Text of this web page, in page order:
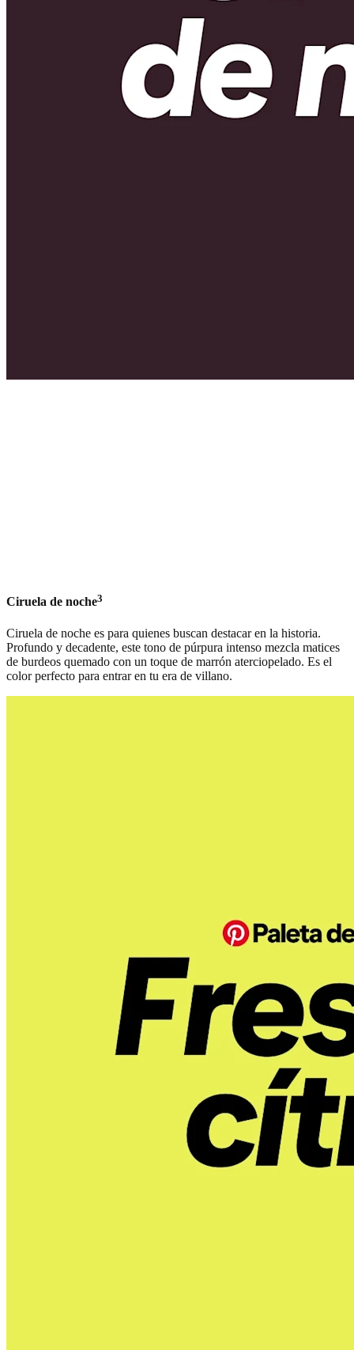
Ciruela de noche3
Ciruela de noche es para quienes buscan destacar en la historia.
Profundo y decadente, este tono de púrpura intenso mezcla matices
de burdeos quemado con un toque de marrón aterciopelado. Es el
color perfecto para entrar en tu era de villano.